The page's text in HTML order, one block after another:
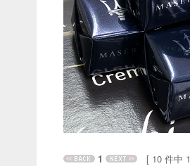
1
[ 10 件中 1